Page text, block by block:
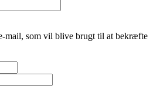
mail, som vil blive brugt til at bekræfte